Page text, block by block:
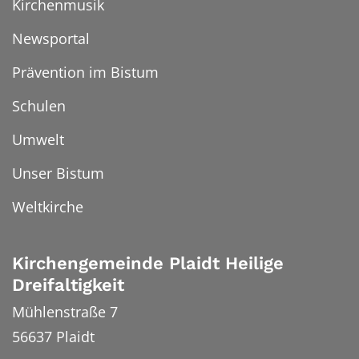
Kirchenmusik
Newsportal
Prävention im Bistum
Schulen
Umwelt
Unser Bistum
Weltkirche
Kirchengemeinde Plaidt Heilige
Dreifaltigkeit
Mühlenstraße 7
56637 Plaidt